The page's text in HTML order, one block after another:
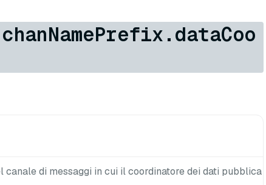
di messaggi in cui il coordinatore dei dati pubblica i